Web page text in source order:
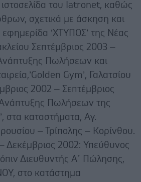
του Iatronet, καθώς
σχετικά με άσκηση και
εφημερίδα ‘ΧΤΥΠΟΣ’ της Νέας
Σεπτέμβριος 2003 –
Πωλήσεων και
Gym’, Γαλατσίου
2002 – Σεπτέμβριος
Πωλήσεων της
στα καταστήματα, Αγ.
– Τρίπολης – Κορίνθου.
Δεκέμβριος 2002: Υπεύθυνος
Διευθυντής Α΄ Πώλησης,
στο κατάστημα